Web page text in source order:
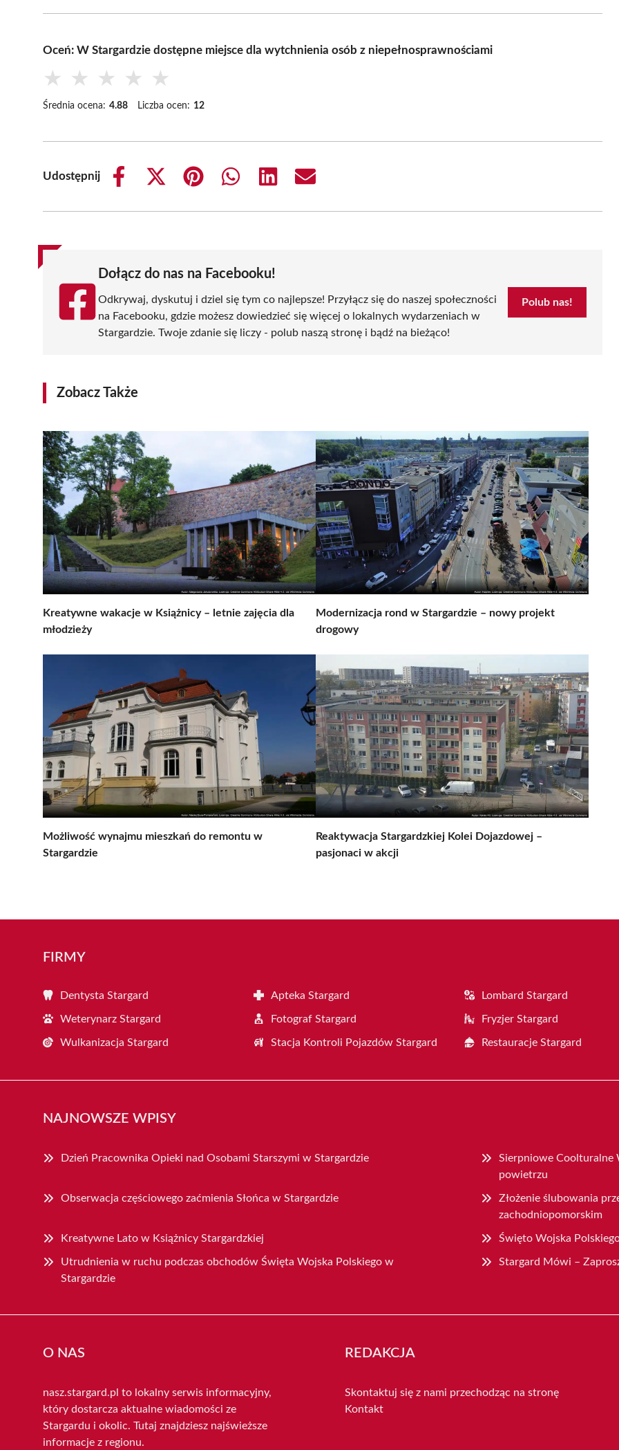
Oceń: W Stargardzie dostępne miejsce dla wytchnienia osób z niepełnosprawnościami
★ ★ ★ ★ ★
Średnia ocena: 4.88 Liczba ocen: 12
Udostępnij
Share
Share
(Twitter)
Share
Share
Share
Share
Dołącz do nas na Facebooku!
Odkrywaj, dyskutuj i dziel się tym co najlepsze! Przyłącz się do naszej społeczności
na Facebooku, gdzie możesz dowiedzieć się więcej o lokalnych wydarzeniach w
Stargardzie. Twoje zdanie się liczy - polub naszą stronę i bądź na bieżąco!
Polub nas!
Zobacz Także
Kreatywne wakacje w Książnicy – letnie zajęcia dla
młodzieży
Modernizacja rond w Stargardzie – nowy projekt
drogowy
Możliwość wynajmu mieszkań do remontu w
Stargardzie
Reaktywacja Stargardzkiej Kolei Dojazdowej –
pasjonaci w akcji
FIRMY
Dentysta Stargard Apteka Stargard Lombard Stargard
Weterynarz Stargard Fotograf Stargard Fryzjer Stargard
Wulkanizacja Stargard Stacja Kontroli Pojazdów Stargard Restauracje Stargard
NAJNOWSZE WPISY
Dzień Pracownika Opieki nad Osobami Starszymi w Stargardzie
Sierpniowe Coolturalne
powietrzu
Obserwacja częściowego zaćmienia Słońca w Stargardzie
Złożenie ślubowania
zachodniopomorskim
Kreatywne Lato w Książnicy Stargardzkiej Święto Wojska
Utrudnienia w ruchu podczas obchodów Święta Wojska Polskiego w
Stargardzie
Stargard Mówi –
O NAS
nasz.stargard.pl to lokalny serwis informacyjny,
który dostarcza aktualne wiadomości ze
Stargardu i okolic. Tutaj znajdziesz najświeższe
informacje z regionu.
REDAKCJA
Skontaktuj się z nami przechodząc na stronę
Kontakt